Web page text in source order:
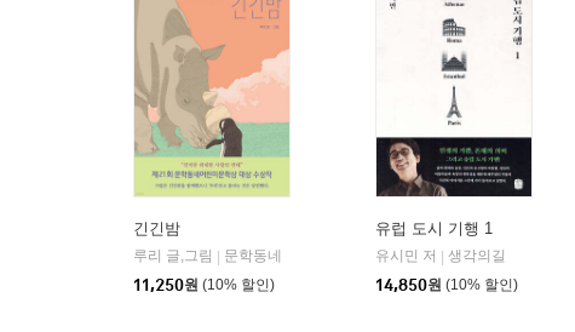
긴긴밤
루리 글,그림
문학동네
11,250원 (10% 할인)
유럽 도시 기행 1
유시민 저
생각의길
14,850원 (10% 할인)